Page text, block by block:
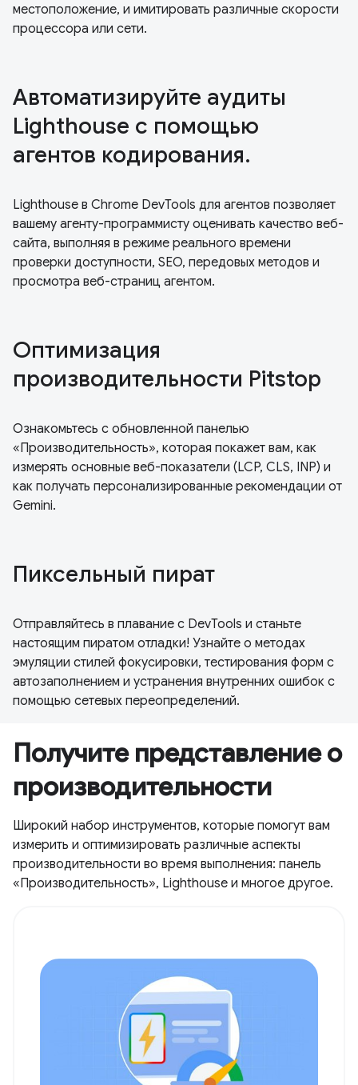
местоположение, и имитировать различные скорости
процессора или сети.
Автоматизируйте аудиты
Lighthouse с помощью
агентов кодирования.
Lighthouse в Chrome DevTools для агентов позволяет
вашему агенту-программисту оценивать качество веб-
сайта, выполняя в режиме реального времени
проверки доступности, SEO, передовых методов и
просмотра веб-страниц агентом.
Оптимизация
производительности Pitstop
Ознакомьтесь с обновленной панелью
«Производительность», которая покажет вам, как
измерять основные веб-показатели (LCP, CLS, INP) и
как получать персонализированные рекомендации от
Gemini.
Пиксельный пират
Отправляйтесь в плавание с DevTools и станьте
настоящим пиратом отладки! Узнайте о методах
эмуляции стилей фокусировки, тестирования форм с
автозаполнением и устранения внутренних ошибок с
помощью сетевых переопределений.
Получите представление о
производительности
Широкий набор инструментов, которые помогут вам
измерить и оптимизировать различные аспекты
производительности во время выполнения: панель
«Производительность», Lighthouse и многое другое.